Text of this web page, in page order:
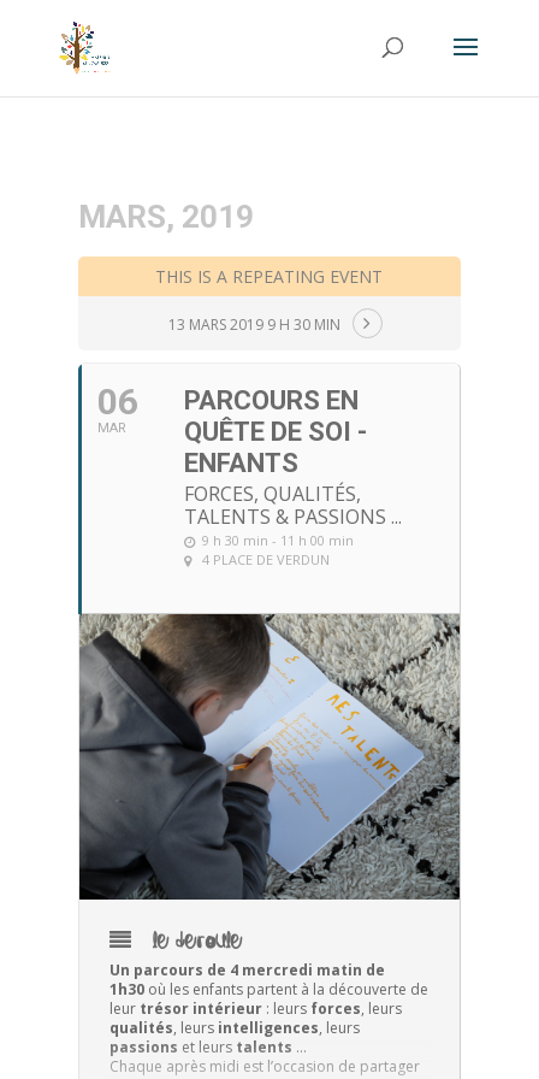
MARS, 2019
THIS IS A REPEATING EVENT
13 MARS 2019 9 H 30 MIN
06
MAR
PARCOURS EN
QUÊTE DE SOI -
ENFANTS
FORCES, QUALITÉS,
TALENTS & PASSIONS ...
9 h 30 min - 11 h 00 min
4 PLACE DE VERDUN
LE DEROULE
Un parcours de 4 mercredi matin de
1h30où les enfants partent à la découverte de
leur trésor intérieur: leurs forces, leurs
qualités, leurs intelligences, leurs
passions et leurs talents …
Chaque après midi est l’occasion de partager